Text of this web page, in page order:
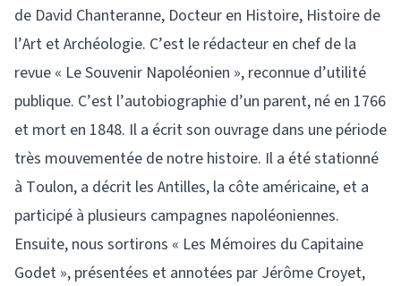
de David Chanteranne, Docteur en Histoire, Histoire de
l’Art et Archéologie. C’est le rédacteur en chef de la
revue « Le Souvenir Napoléonien », reconnue d’utilité
publique. C’est l’autobiographie d’un parent, né en 1766
et mort en 1848. Il a écrit son ouvrage dans une période
très mouvementée de notre histoire. Il a été stationné
à Toulon, a décrit les Antilles, la côte américaine, et a
participé à plusieurs campagnes napoléoniennes.
Ensuite, nous sortirons « Les Mémoires du Capitaine
Godet », présentées et annotées par Jérôme Croyet,